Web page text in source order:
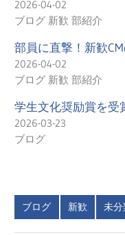
2026-04-02
ブログ 新歓 部紹介
部員に直撃！新歓
2026-04-02
ブログ 新歓 部紹介
学生文化奨励賞を受
2026-03-23
ブログ
ブログ 新歓 未